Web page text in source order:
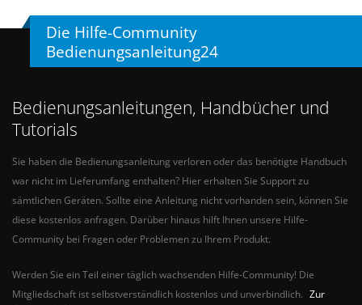
Die Hilfe-Community
Bedienungsanleitung24
Bedienungsanleitungen, Handbücher und
Tutorials
Sie haben die Bedienungsanleitung verloren oder das benötigte Handbuch
war nicht im Lieferumfang enthalten? Hier erhalten Sie Support zu
sämtlichen Geräten. Sollte eine Anleitung nicht vorhanden sein, können Sie
diese kostenlos anfragen. Darüber hinaus hilft Ihnen unsere Hilfe-
Community bei Fragen oder Problemen zu Ihrem Produkt.
Werden Sie ein Teil einer täglich wachsenden Hilfe-Community! Die
Mitgliedschaft ist selbstverständlich kostenlos und unverbindlich. Zur